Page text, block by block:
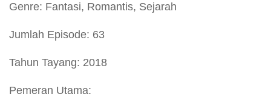
Genre: Fantasi, Romantis, Sejarah
Jumlah Episode: 63
Tahun Tayang: 2018
Pemeran Utama: